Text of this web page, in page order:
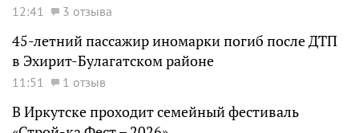
12:41 3 отзыва
45-летний пассажир иномарки погиб после ДТП
в Эхирит-Булагатском районе
11:51 1 отзыв
В Иркутске проходит семейный фестиваль